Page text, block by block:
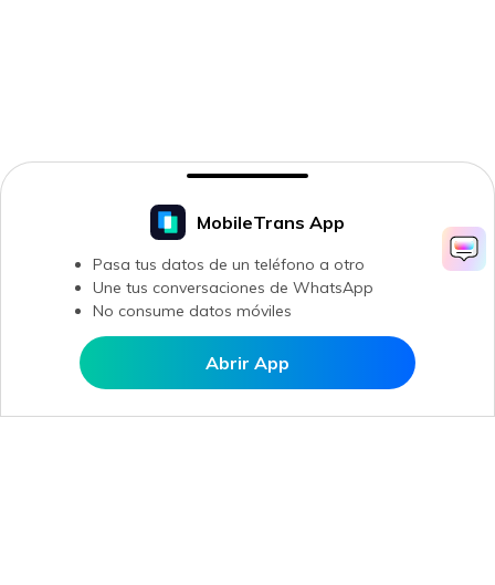
Abrir en MobileTrans
MobileTrans App
Pasa tus datos de un teléfono a otro
Une tus conversaciones de WhatsApp
No consume datos móviles
Abrir App